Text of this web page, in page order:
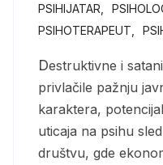
PSIHIJATAR
PSIHOTERAPEUT
Destruktivne i satanističke sekte oduvek su
privlačile pažnju
karaktera,
uticaja na psihu
društvu, gde